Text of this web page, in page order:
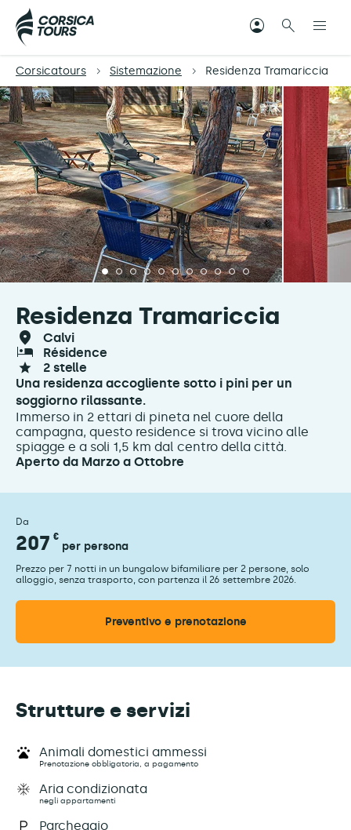
Corsicatours Sistemazione Residenza Tramariccia
Residenza Tramariccia
calvi
résidence
2 stelle
Una residenza accogliente sotto i pini per un
soggiorno rilassante.
Immerso in 2 ettari di pineta nel cuore della
campagna, questo residence si trova vicino alle
spiagge e a soli 1,5 km dal centro della città.
Aperto da Marzo a Ottobre
Da
207 €
per persona
Prezzo per 7 notti in un bungalow bifamiliare per 2 persone, solo
alloggio, senza trasporto, con partenza il 26 settembre 2026.
Preventivo e prenotazione
Strutture e servizi
Animali domestici ammessi
Prenotazione obbligatoria, a pagamento
Aria condizionata
negli appartamenti
Parcheggio